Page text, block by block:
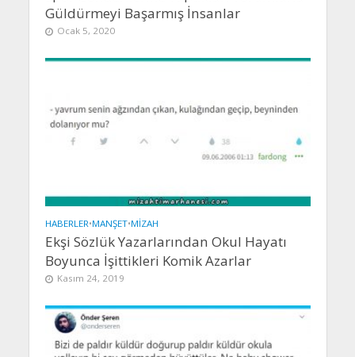
Güldürmeyi Başarmış İnsanlar
Ocak 5, 2020
HABERLER•MANŞET•MIZAH
Ekşi Sözlük Yazarlarından Okul Hayatı
Boyunca İşittikleri Komik Azarlar
Kasım 24, 2019